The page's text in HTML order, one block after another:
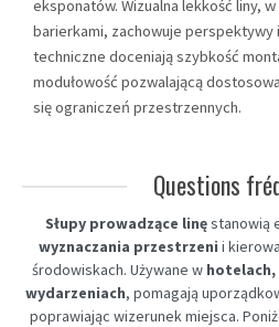
eksponatów. Wizualna lekkość liny,
barierkami, zachowuje perspektywy
techniczne doceniają szybkość
modułowość pozwalającą
się ograniczeń przestrzennych.
Questions
Słupy prowadzące linęstanowią
wyznaczania przestrzeni i
środowiskach. Używane w hotelach,
wydarzeniach, pomagają
poprawiając wizerunek miejsca.